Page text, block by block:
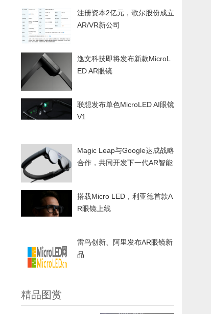
注册资本2亿元，歌尔股份成立
AR/VR新公司
逸文科技即将发布新款MicroL
ED AR眼镜
联想发布单色MicroLED AI眼镜
V1
Magic Leap与Google达成战略
合作，共同开发下一代AR智能
搭载Micro LED，利亚德首款A
R眼镜上线
雷鸟创新、阿里发布AR眼镜新
品
精品图赏